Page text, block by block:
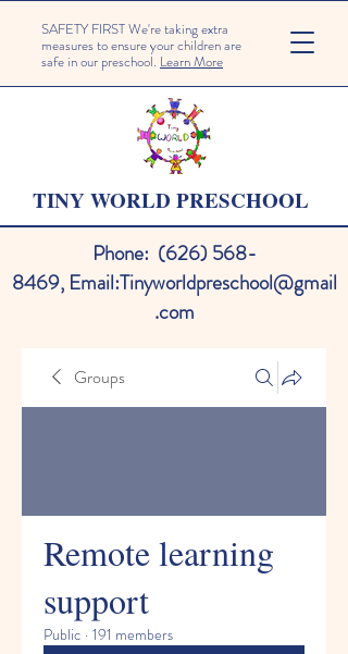
SAFETY FIRST We're taking extra
measures to ensure your children are
safe in our preschool. Learn More
TINY WORLD PRESCHOOL
Phone: (626) 568-
8469, Email:Tinyworldpreschool@gmail
.com
Groups
Remote learning
support
Public · 191 members